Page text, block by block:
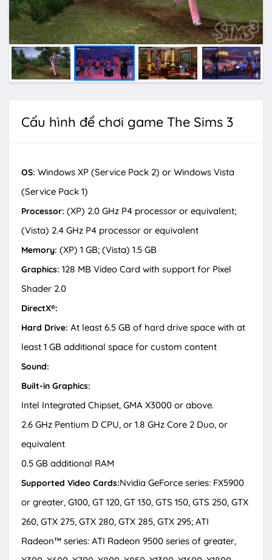
Cấu hình để chơi game The Sims 3
OS: Windows XP (Service Pack 2) or Windows Vista
(Service Pack 1)
Processor: (XP) 2.0 GHz P4 processor or equivalent;
(Vista) 2.4 GHz P4 processor or equivalent
Memory: (XP) 1 GB; (Vista) 1.5 GB
Graphics: 128 MB Video Card with support for Pixel
Shader 2.0
DirectX®:
Hard Drive: At least 6.5 GB of hard drive space with at
least 1 GB additional space for custom content
Sound:
Built-in Graphics:
Intel Integrated Chipset, GMA X3000 or above.
2.6 GHz Pentium D CPU, or 1.8 GHz Core 2 Duo, or
equivalent
0.5 GB additional RAM
Supported Video Cards:Nvidia GeForce series: FX5900
or greater, G100, GT 120, GT 130, GTS 150, GTS 250, GTX
260, GTX 275, GTX 280, GTX 285, GTX 295; ATI
Radeon™ series: ATI Radeon 9500 series of greater,